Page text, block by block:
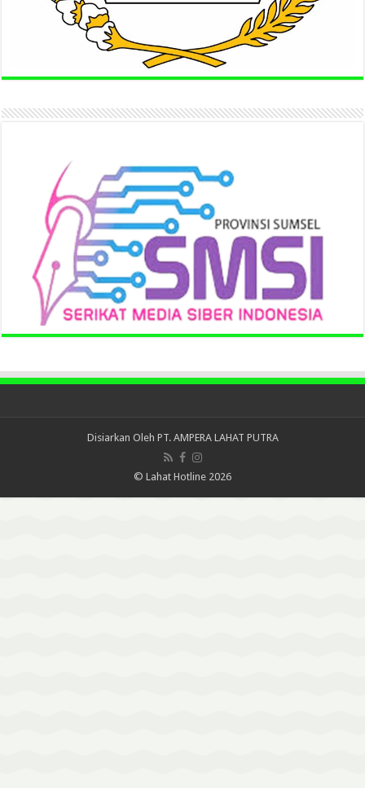
Disiarkan Oleh PT. AMPERA LAHAT PUTRA
© Lahat Hotline 2026